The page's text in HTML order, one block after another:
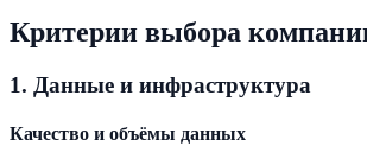
Критерии выбора
1. Данные и инфраструктура
Качество и объёмы данных